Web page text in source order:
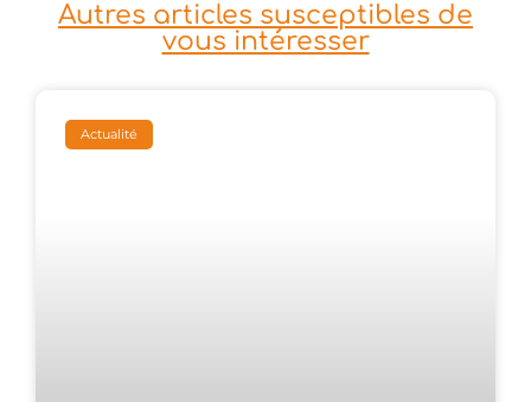
Autres articles susceptibles de
vous intéresser
Actualité